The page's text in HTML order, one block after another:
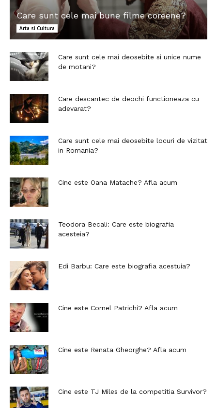
Care sunt cele mai bune filme coreene?
Arta si Cultura
Care sunt cele mai deosebite si unice nume
de motani?
Care descantec de deochi functioneaza cu
adevarat?
Care sunt cele mai deosebite locuri de vizitat
in Romania?
Cine este Oana Matache? Afla acum
Teodora Becali: Care este biografia
acesteia?
Edi Barbu: Care este biografia acestuia?
Cine este Cornel Patrichi? Afla acum
Cine este Renata Gheorghe? Afla acum
Cine este TJ Miles de la competitia Survivor?